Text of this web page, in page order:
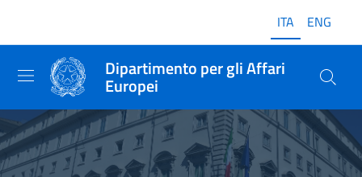
ITA ENG
Dipartimento per gli Affari
Europei